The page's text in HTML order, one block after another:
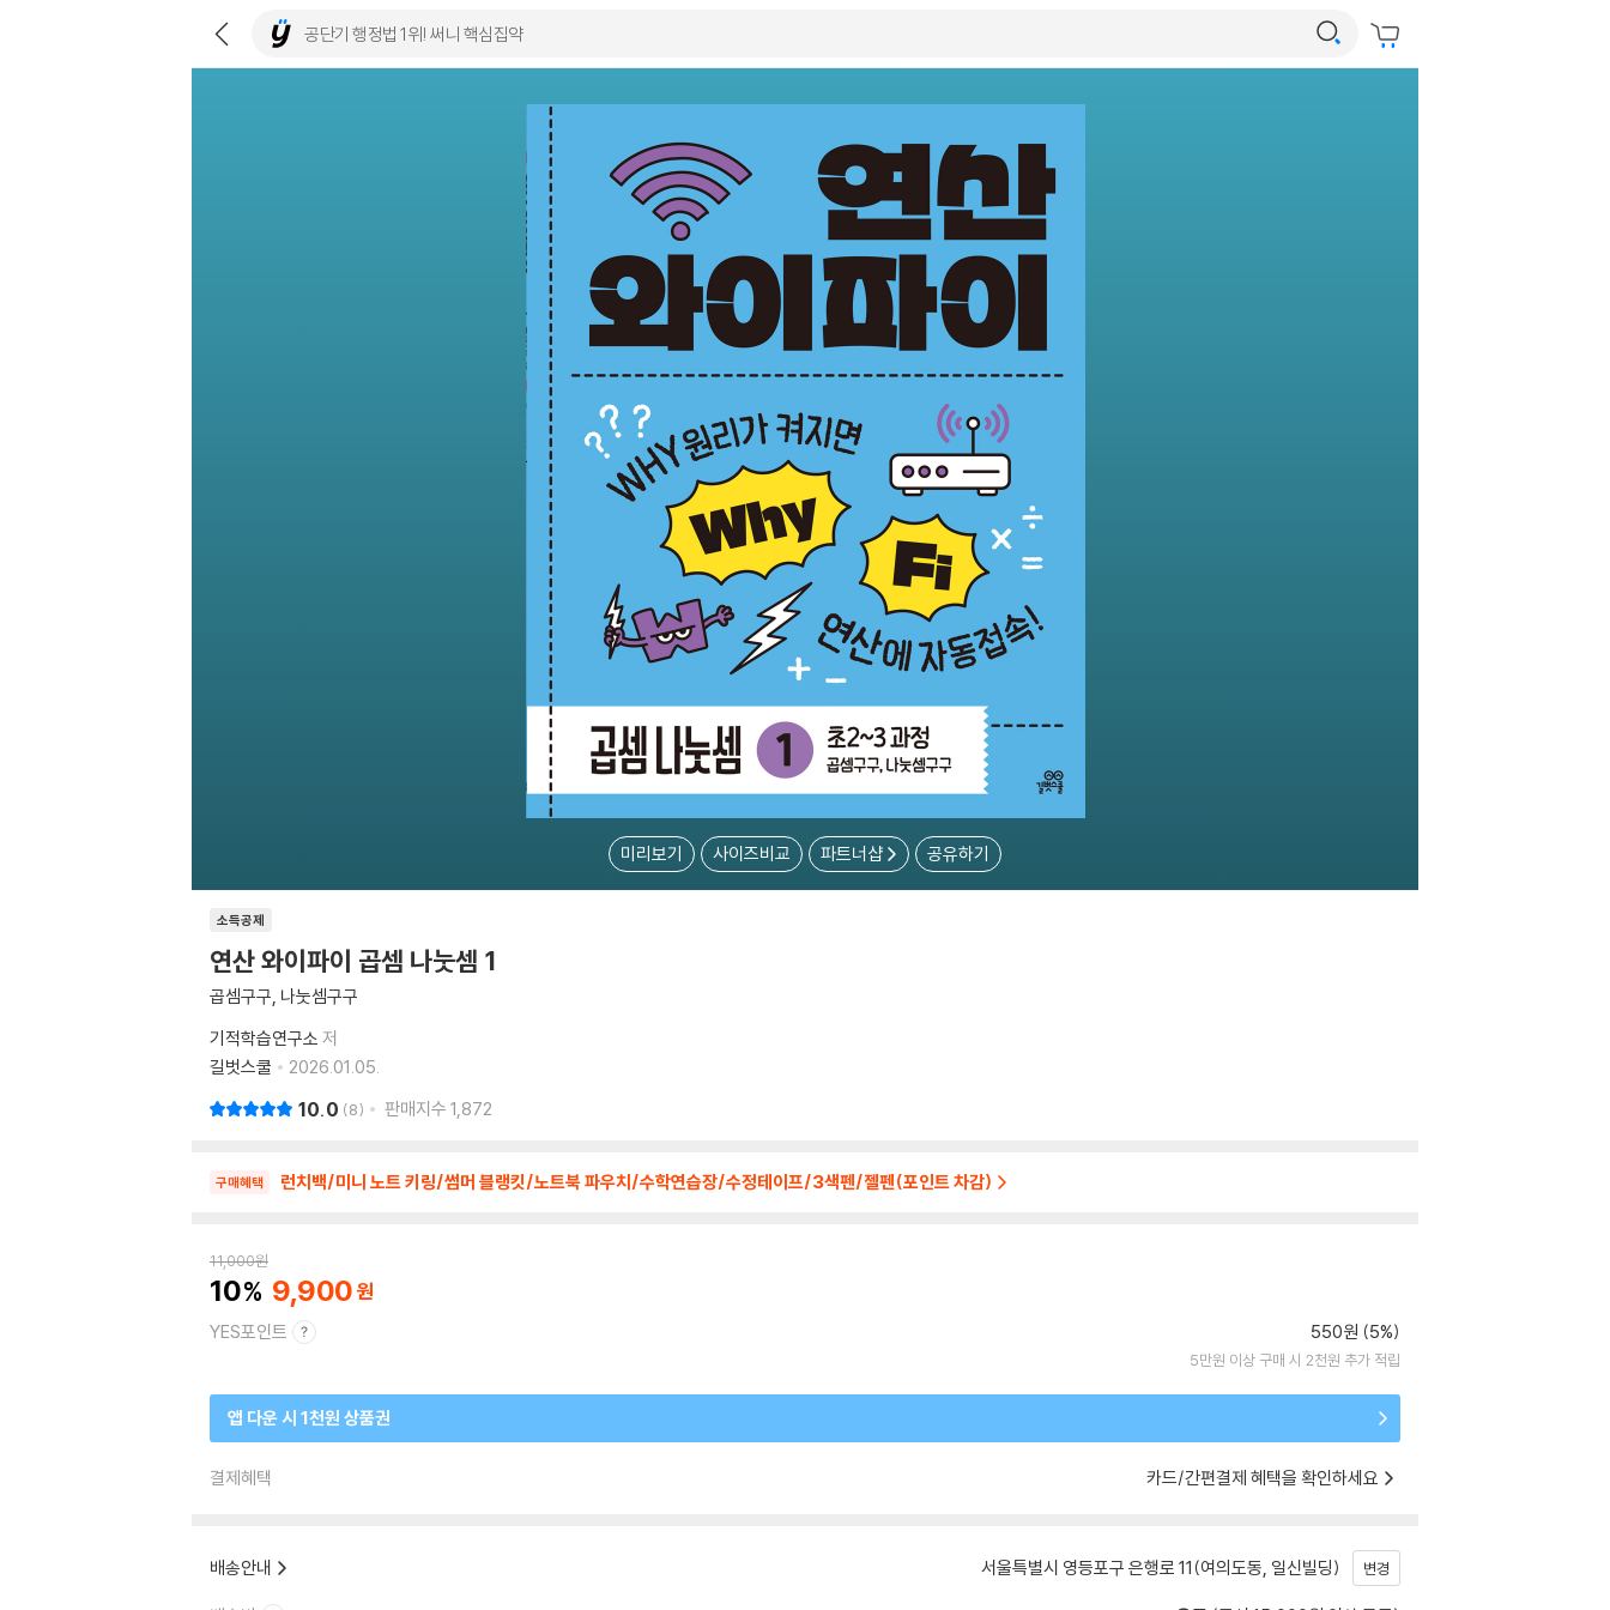
미리보기 사이즈비교 파트너샵 공유하기
소득공제
연산 와이파이 곱셈 나눗셈 1
곱셈구구, 나눗셈구구
기적학습연구소 저
길벗스쿨
2026.01.05.
10.0 8 판매지수 1,872
구매혜택 런치백/미니 노트 키링/썸머 블랭킷/노트북 파우치/수학연습장/수정테이프/3색펜/젤펜(포인트 차감)
11,000원
10 9,900
YES포인트 550원 (5%)
5만원 이상 구매 시 2천원 추가 적립
앱 다운 시 1천원 상품권
결제혜택 카드/간편결제 혜택을 확인하세요
배송안내 서울특별시 영등포구 은행로 11(여의도동, 일신빌딩) 변경